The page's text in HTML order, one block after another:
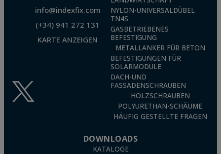
info@indexfix.com
(+34) 941 272 131
KARTE ANZEIGEN
NYLON-UNIVERSALDÜBEL
TN4S
GASBETRIEBENES
BEFESTIGUNG
METALLANKER FÜR BETON
BEFESTIGUNGEN FÜR
SOLARMODULE
DACH-UND
FASSADENSCHRAUBEN
HOLZSCHRAUBEN
POLYURETHAN-SCHÄUME
HÄUFIG GESTELLTE FRAGEN
DOWNLOADS
KATALOGE